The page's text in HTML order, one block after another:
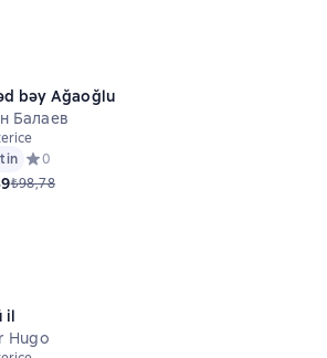
bəy Ağaoğlu
Балаев
Средний рейтинг 0 на основе 0 оценок
0
₺98,78
il
Hugo